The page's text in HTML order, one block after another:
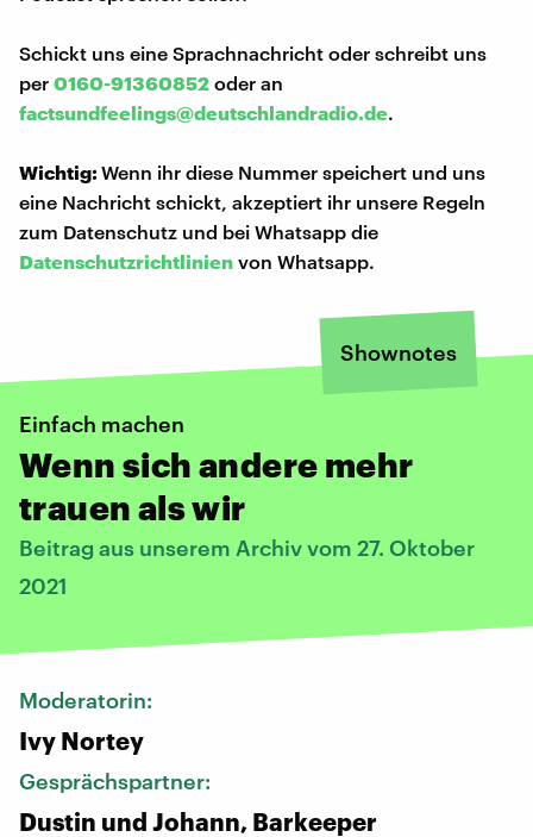
Schickt uns eine Sprachnachricht oder schreibt uns
per 0160-91360852 oder an
factsundfeelings@deutschlandradio.de.
Wichtig:Wenn ihr diese Nummer speichert und uns
eine Nachricht schickt, akzeptiert ihr unsere Regeln
zum Datenschutz und bei Whatsapp die
Datenschutzrichtlinien von Whatsapp.
Shownotes
Einfach machen
Wenn sich andere mehr
trauen als wir
Beitrag aus unserem Archiv vom 27. Oktober
2021
Moderatorin:
Ivy Nortey
Gesprächspartner:
Dustin und Johann, Barkeeper